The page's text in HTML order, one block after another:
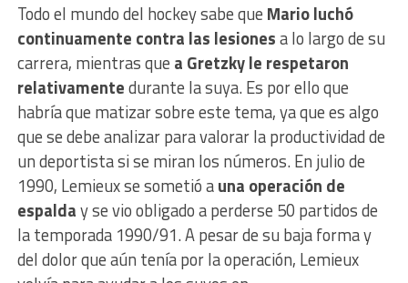
Todo el mundo del hockey sabe que Mario luchó
continuamente contra las lesionesa lo largo de su
carrera, mientras que a Gretzky le respetaron
relativamentedurante la suya. Es por ello que
habría que matizar sobre este tema, ya que es algo
que se debe analizar para valorar la productividad de
un deportista si se miran los números. En julio de
1990, Lemieux se sometió auna operación de
espalday se vio obligado a perderse 50 partidos de
la temporada 1990/91. A pesar de su baja forma y
del dolor que aún tenía por la operación, Lemieux